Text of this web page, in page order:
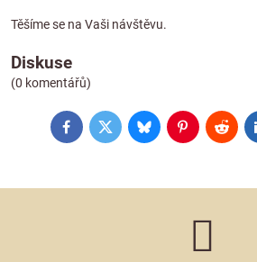
Těšíme se na Vaši návštěvu.
Diskuse
(0 komentářů)
FacebookTwitterBlueskyPinterestReddit